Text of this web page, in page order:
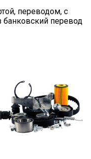
переводом, с
банковский перевод